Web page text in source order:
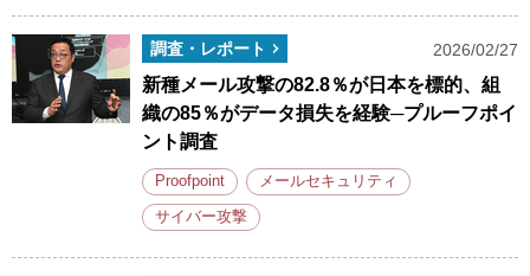
調査・レポート 2026/02/27
新種メール攻撃の82.8％が日本を標的、組
織の85％がデータ損失を経験─プルーフポイ
ント調査
Proofpoint メールセキュリティ
サイバー攻撃